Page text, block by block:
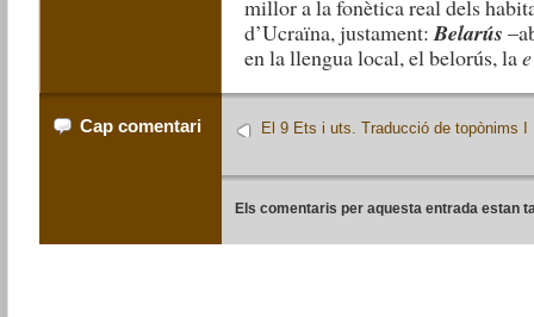
millor a la fonètica real dels
d’Ucraïna, justament:Belarús
en la llengua local, el belorús, lae
Cap comentari El 9 Ets i uts. Traducció de topònims I
Els comentaris per aquesta entrada estan